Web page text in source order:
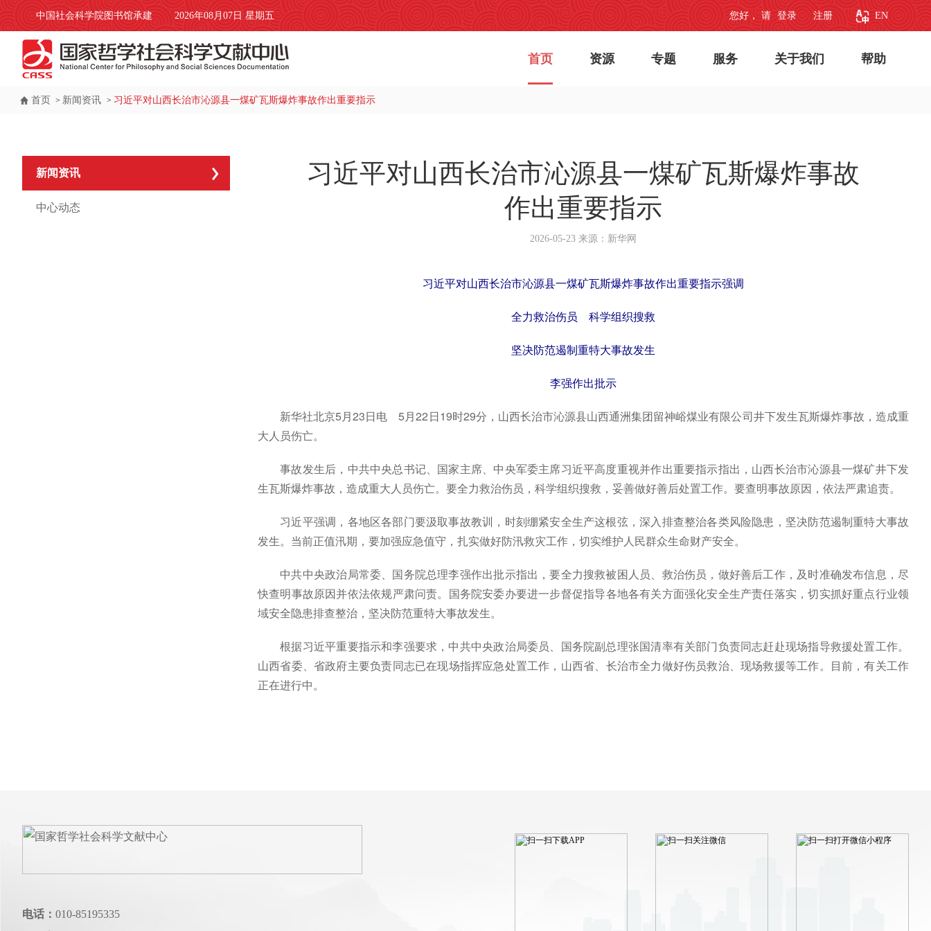
您好， 请 登录 注册 EN
2026年08月07日 星期五
中国社会科学院图书馆承建
首页 资源 专题 服务 关于我们 帮助
首页 > 新闻资讯 > 习近平对山西长治市沁源县一煤矿瓦斯爆炸事故作出重要指示
新闻资讯
中心动态
习近平对山西长治市沁源县一煤矿瓦斯爆炸事故
作出重要指示
2026-05-23 来源：新华网
习近平对山西长治市沁源县一煤矿瓦斯爆炸事故作出重要指示强调
全力救治伤员 科学组织搜救
坚决防范遏制重特大事故发生
李强作出批示
新华社北京5月23日电 5月22日19时29分，山西长治市沁源县山西通洲集团留神峪煤业有限公司井下发生瓦斯爆炸事故，造成重
大人员伤亡。
事故发生后，中共中央总书记、国家主席、中央军委主席习近平高度重视并作出重要指示指出，山西长治市沁源县一煤矿井下发
生瓦斯爆炸事故，造成重大人员伤亡。要全力救治伤员，科学组织搜救，妥善做好善后处置工作。要查明事故原因，依法严肃追责。
习近平强调，各地区各部门要汲取事故教训，时刻绷紧安全生产这根弦，深入排查整治各类风险隐患，坚决防范遏制重特大事故
发生。当前正值汛期，要加强应急值守，扎实做好防汛救灾工作，切实维护人民群众生命财产安全。
中共中央政治局常委、国务院总理李强作出批示指出，要全力搜救被困人员、救治伤员，做好善后工作，及时准确发布信息，尽
快查明事故原因并依法依规严肃问责。国务院安委办要进一步督促指导各地各有关方面强化安全生产责任落实，切实抓好重点行业领
域安全隐患排查整治，坚决防范重特大事故发生。
根据习近平重要指示和李强要求，中共中央政治局委员、国务院副总理张国清率有关部门负责同志赶赴现场指导救援处置工作。
山西省委、省政府主要负责同志已在现场指挥应急处置工作，山西省、长治市全力做好伤员救治、现场救援等工作。目前，有关工作
正在进行中。
电话： 010-85195335